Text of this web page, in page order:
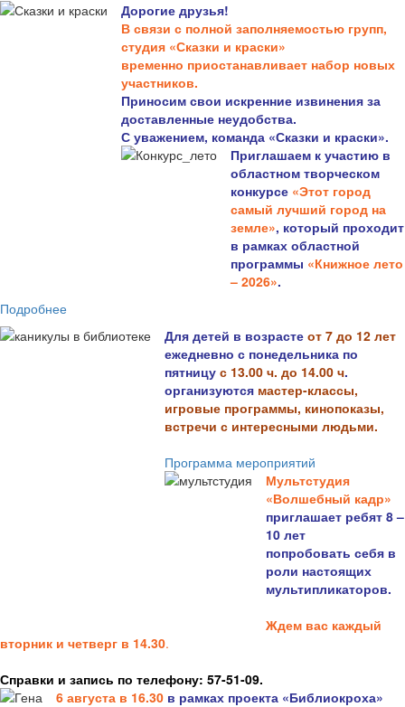
Дорогие друзья!
В связи с полной заполняемостью групп,
студия «Сказки и краски»
временно приостанавливает набор новых
участников.
Приносим свои искренние извинения за
доставленные неудобства.
С уважением, команда «Сказки и краски».
Приглашаем к участию в
областном творческом
конкурсе «Этот город
самый лучший город на
земле», который проходит
в рамках областной
программы «Книжное лето
– 2026».
Подробнее
Для детей в возрасте от 7 до 12 лет
ежедневно с понедельника по
пятницу с 13.00 ч. до 14.00 ч.
организуются мастер-классы,
игровые программы, кинопоказы,
встречи с интересными людьми.
Программа мероприятий
Мультстудия
«Волшебный кадр»
приглашает ребят 8 –
10 лет
попробовать себя в
роли настоящих
мультипликаторов.
Ждем вас каждый
вторник и четверг в 14.30.
Справки и запись по телефону: 57-51-09.
6 августа в 16.30 в рамках проекта «Библиокроха»